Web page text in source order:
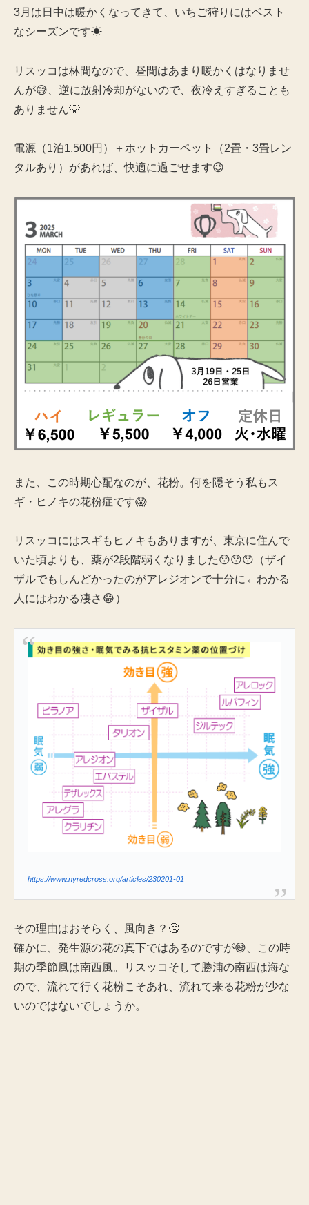
3月は日中は暖かくなってきて、いちご狩りにはベスト
なシーズンです☀
リスッコは林間なので、昼間はあまり暖かくはなりませ
んが😅、逆に放射冷却がないので、夜冷えすぎることも
ありません💡
電源（1泊1,500円）＋ホットカーペット（2畳・3畳レン
タルあり）があれば、快適に過ごせます😉
また、この時期心配なのが、花粉。何を隠そう私もス
ギ・ヒノキの花粉症です😱
リスッコにはスギもヒノキもありますが、東京に住んで
いた頃よりも、薬が2段階弱くなりました😯😯😯（ザイ
ザルでもしんどかったのがアレジオンで十分に←わかる
人にはわかる凄さ😂）
https://www.nyredcross.org/articles/230201-01
その理由はおそらく、風向き？🤔
確かに、発生源の花の真下ではあるのですが😅、この時
期の季節風は南西風。リスッコそして勝浦の南西は海な
ので、流れて行く花粉こそあれ、流れて来る花粉が少な
いのではないでしょうか。